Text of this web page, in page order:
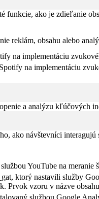
funkcie, ako je zdieľanie
reklám, obsahu alebo
na implementáciu
na implementáciu
a analýzu kľúčových
ako návštevníci
YouTube na
ktorý nastavili služby
Prvok vzoru v názve
službou Google